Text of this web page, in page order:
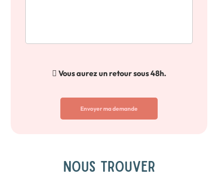
Vous aurez un retour sous 48h.
Envoyer ma demande
NOUS TROUVER